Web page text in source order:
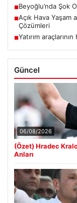
■Beyoğlu’nda Şok
■Açık Hava Yaşam
Çözümleri
■Yatırım
Güncel
06/08/2026
(Özet) Hradec
Anları